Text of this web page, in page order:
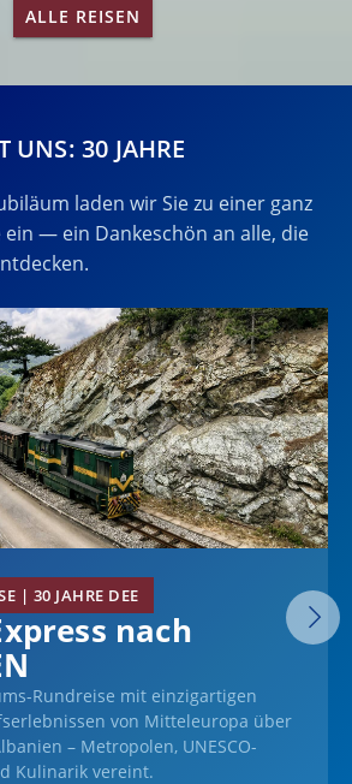
ALLE REISEN
UNS: 30 JAHRE
laden wir Sie zu einer ganz
ein — ein Dankeschön an alle, die
| 30 JAHRE DEE
nach
Rundreise mit einzigartigen
von Mitteleuropa über
– Metropolen, UNESCO-
Kulinarik vereint.